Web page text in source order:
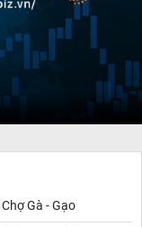
Gà - Gạo